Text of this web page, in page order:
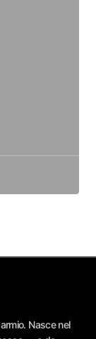
Nasce nel